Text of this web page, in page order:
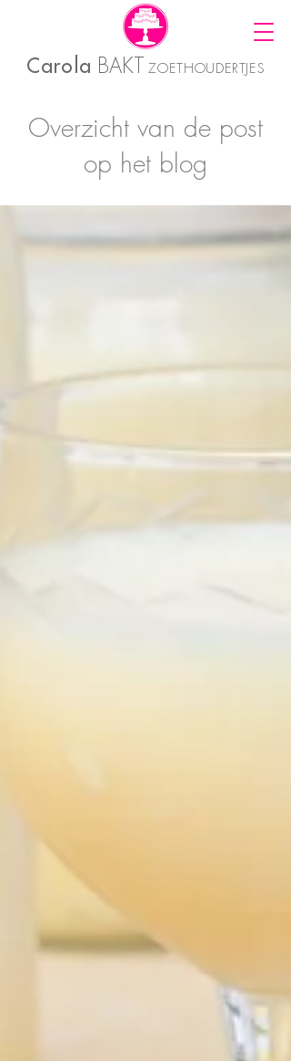
Carola BAKT ZOETHOUDERTJES
Overzicht van de post
op het blog